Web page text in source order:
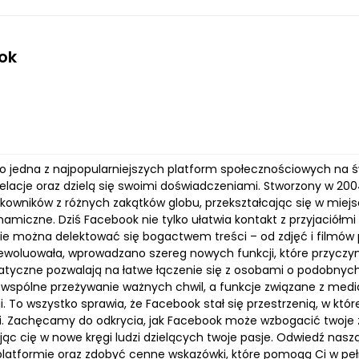
jedna z najpopularniejszych platform społecznościowych na
oraz dzielą się swoimi doświadczeniami. Stworzony w
z różnych zakątków globu, przekształcając się w
Dziś Facebook nie tylko ułatwia kontakt z
można delektować się bogactwem treści – od zdjęć i
wprowadzano szereg nowych funkcji, które
pozwalają na łatwe łączenie się z osobami o
przeżywanie ważnych chwil, a funkcje związane z
To wszystko sprawia, że Facebook stał się przestrzenią, w
Zachęcamy do odkrycia, jak Facebook może wzbogacić
cię w nowe kręgi ludzi dzielących twoje pasje. Odwiedź
oraz zdobyć cenne wskazówki, które pomogą Ci w